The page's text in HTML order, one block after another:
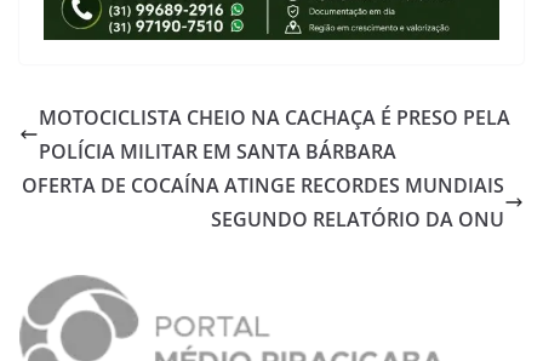
MOTOCICLISTA CHEIO NA CACHAÇA É PRESO PELA
POLÍCIA MILITAR EM SANTA BÁRBARA
OFERTA DE COCAÍNA ATINGE RECORDES MUNDIAIS
SEGUNDO RELATÓRIO DA ONU